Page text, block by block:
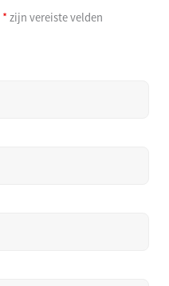
*zijn vereiste velden